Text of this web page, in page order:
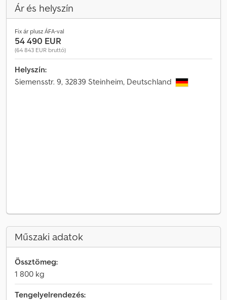
Ár és helyszín
Fix ár plusz ÁFA-val
54 490 EUR
(64 843 EUR bruttó)
Helyszín:
Siemensstr. 9, 32839 Steinheim, Deutschland
Műszaki adatok
Össztömeg:
1 800 kg
Tengelyelrendezés: